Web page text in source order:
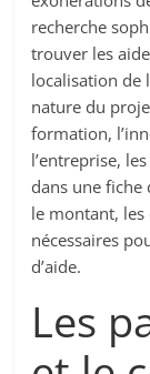
recherche
trouver les
localisation de
nature du
formation,
l’entreprise,
dans une fiche
le montant, les
nécessaires
d’aide.
Les